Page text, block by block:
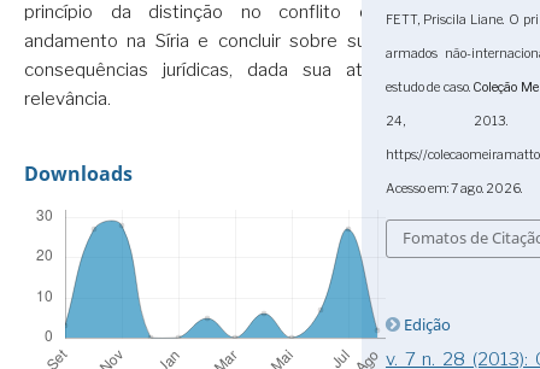
princípio da distinção no conflito em
andamento na Síria e concluir sobre suas
consequências jurídicas, dada sua atual
relevância.
Downloads
FETT, Priscila Liane. O
armados não-
estudo de caso. Coleção
24, 2013.
https://
Acesso em: 7 ago. 2026.
Fomatos de
Edição
v. 7 n. 28 (2013):